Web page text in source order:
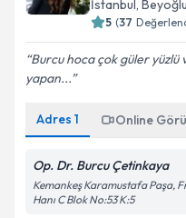
İstanbul, Beyoğlu
5 (37
Burcu hoca çok güler yüzlü
yapan...
Adres 1 Online
Op. Dr. Burcu Çetinkaya
Kemankeş Karamustafa Paşa,
Hanı C Blok No:53 K:5